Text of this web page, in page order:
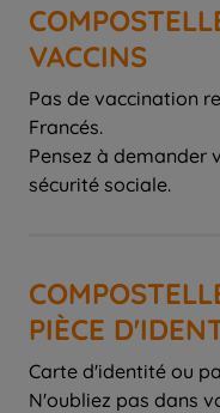
VACCINS
Pas de vaccination
Francés.
Pensez à demander
sécurité sociale.
PIÈCE
Carte d'identité ou
N'oubliez pas dans